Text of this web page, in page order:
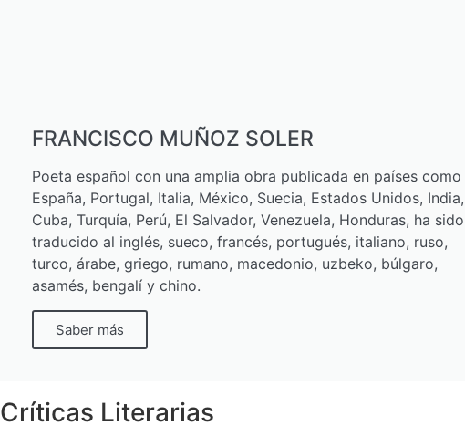
FRANCISCO MUÑOZ SOLER
Poeta español con una amplia obra publicada en países como
España, Portugal, Italia, México, Suecia, Estados Unidos, India,
Cuba, Turquía, Perú, El Salvador, Venezuela, Honduras, ha sido
traducido al inglés, sueco, francés, portugués, italiano, ruso,
turco, árabe, griego, rumano, macedonio, uzbeko, búlgaro,
asamés, bengalí y chino.
Saber más
Críticas Literarias